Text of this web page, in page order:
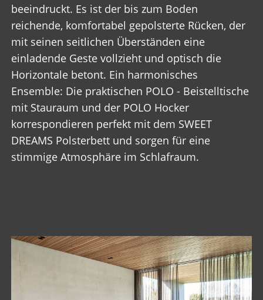
beeindruckt. Es ist der bis zum Boden
reichende, komfortabel gepolsterte Rücken, der
mit seinen seitlichen Überständen eine
einladende Geste vollzieht und optisch die
Horizontale betont. Ein harmonisches
Ensemble: Die praktischen POLO - Beistelltische
mit Stauraum und der POLO Hocker
korrespondieren perfekt mit dem SWEET
DREAMS Polsterbett und sorgen für eine
stimmige Atmosphäre im Schlafraum.